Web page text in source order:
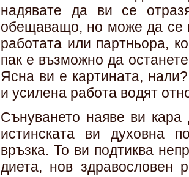
надявате да ви се
обещаващо, но може да се
работата или партньора,
пак е възможно да
Ясна ви е картината,
и усилена работа водят
Сънуването наяве ви
истинската ви духовна
връзка. То ви подтиква
диета, нов